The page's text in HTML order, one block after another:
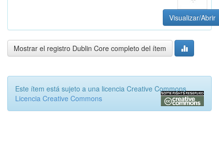
Visualizar/Abrir
Mostrar el registro Dublin Core completo del ítem
Este ítem está sujeto a una licencia Creative Commons
Licencia Creative Commons